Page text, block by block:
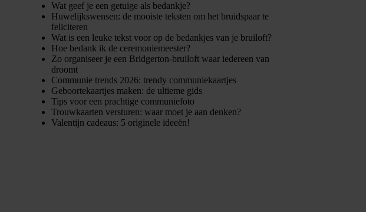
Wat geef je een getuige als bedankje?
Huwelijkswensen: de mooiste teksten om het bruidspaar te
feliciteren
Wat is een leuke tekst voor op de bedankjes van je bruiloft?
Hoe bedank ik de ceremoniemeester?
Zo organiseer je een Bridgerton-bruiloft waar iedereen van
droomt
Communie trends 2026: trendy communiekaartjes
Geboortekaartjes maken: de ultieme gids
Tips voor een prachtige communiefoto
Trouwkaarten versturen: waar moet je aan denken?
Valentijn cadeaus: 5 originele ideeën!